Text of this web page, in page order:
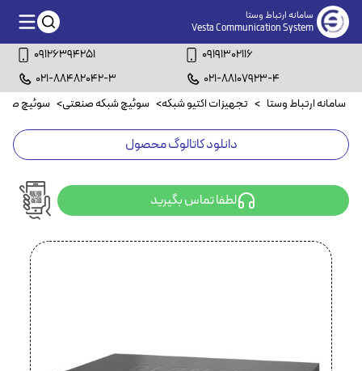
سامانه ارتباط وستا
Vesta Communication System
09126394251
09191302116
021-88482042-3
021-88107923-4
سامانه ارتباط وستا > تجهیزات اکتیو شبکه> سوئیچ شبکه صنعتی> سوئیچ صنعتی
دانلود کاتالوگ محصول
لطفا تماس بگیرید